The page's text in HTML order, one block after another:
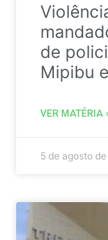
de
Mipibu
VER MATÉRIA
5 de agosto